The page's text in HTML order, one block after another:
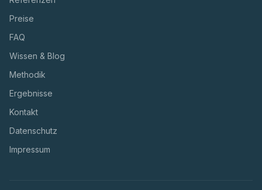
Preise
FAQ
Wissen & Blog
Methodik
Ergebnisse
Kontakt
Datenschutz
Impressum